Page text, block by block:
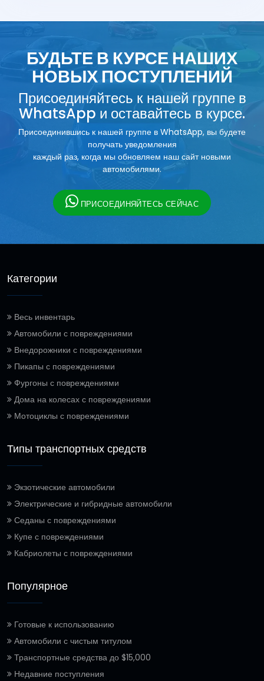
БУДЬТЕ В КУРСЕ НАШИХ
НОВЫХ ПОСТУПЛЕНИЙ
Присоединяйтесь к нашей группе в
WhatsApp и оставайтесь в курсе.
Присоединившись к нашей группе в WhatsApp, вы будете
получать уведомления
каждый раз, когда мы обновляем наш сайт новыми
автомобилями.
ПРИСОЕДИНЯЙТЕСЬ СЕЙЧАС
Категории
Весь инвентарь
Автомобили с повреждениями
Внедорожники с повреждениями
Пикапы с повреждениями
Фургоны с повреждениями
Дома на колесах с повреждениями
Мотоциклы с повреждениями
Типы транспортных средств
Экзотические автомобили
Электрические и гибридные автомобили
Седаны с повреждениями
Купе с повреждениями
Кабриолеты с повреждениями
Популярное
Готовые к использованию
Автомобили с чистым титулом
Транспортные средства до $15,000
Недавние поступления